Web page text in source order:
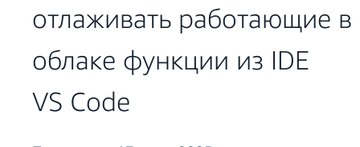
отлаживать работающие в
облаке функции из IDE
VS Code